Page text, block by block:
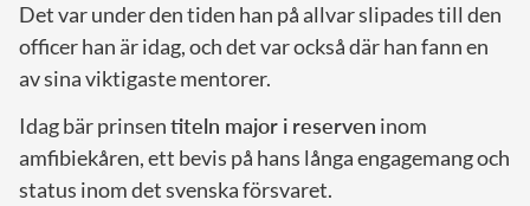
Det var under den tiden han på allvar slipades till den
officer han är idag, och det var också där han fann en
av sina viktigaste mentorer.
Idag bär prinsentiteln major i reserven inom
amfibiekåren, ett bevis på hans långa engagemang och
status inom det svenska försvaret.